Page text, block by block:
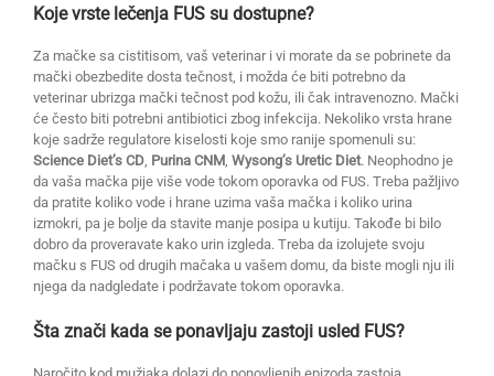
Koje vrste lečenja FUS su dostupne?
Za mačke sa cistitisom, vaš veterinar i vi morate da se pobrinete da
mački obezbedite dosta tečnost, i možda će biti potrebno da
veterinar ubrizga mački tečnost pod kožu, ili čak intravenozno. Mački
će često biti potrebni antibiotici zbog infekcija. Nekoliko vrsta hrane
koje sadrže regulatore kiselosti koje smo ranije spomenuli su:
Science Diet’s CD Purina CNM Wysong’s Uretic Diet. Neophodno je
da vaša mačka pije više vode tokom oporavka od FUS. Treba pažljivo
da pratite koliko vode i hrane uzima vaša mačka i koliko urina
izmokri, pa je bolje da stavite manje posipa u kutiju. Takođe bi bilo
dobro da proveravate kako urin izgleda. Treba da izolujete svoju
mačku s FUS od drugih mačaka u vašem domu, da biste mogli nju ili
njega da nadgledate i podržavate tokom oporavka.
Šta znači kada se ponavljaju zastoji usled FUS?